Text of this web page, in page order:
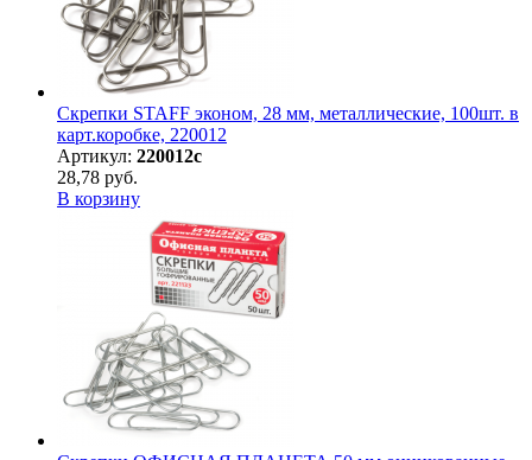
Скрепки STAFF эконом, 28 мм, металлические, 100шт. в
карт.коробке, 220012
Артикул: 220012с
28,78 руб.
В корзину